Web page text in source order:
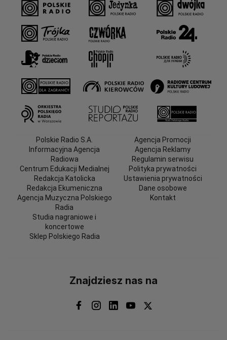
Polskie Radio S.A.
Informacyjna Agencja
Radiowa
Centrum Edukacji Medialnej
Redakcja Katolicka
Redakcja Ekumeniczna
Agencja Muzyczna Polskiego
Radia
Studia nagraniowe i
koncertowe
Sklep Polskiego Radia
Agencja Promocji
Agencja Reklamy
Regulamin serwisu
Polityka prywatności
Ustawienia prywatności
Dane osobowe
Kontakt
Znajdziesz nas na